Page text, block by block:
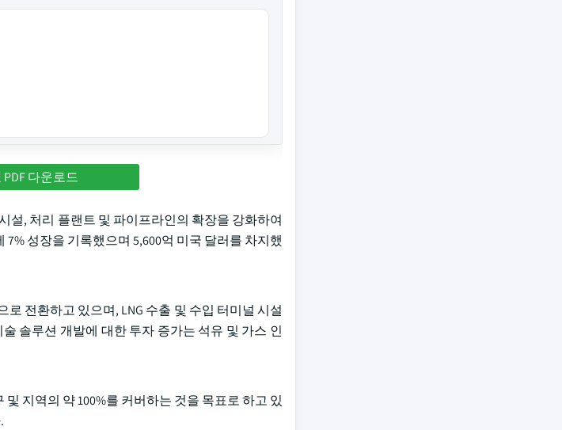
PDF 다운로드
설, 처리 플랜트 및 파이프라인의 확장을 강화하여
성장을 기록했으며 5,600억 미국 달러를 차지했
전환하고 있으며, LNG 수출 및 수입 터미널 시설
솔루션 개발에 대한 투자 증가는 석유 및 가스 인
지역의 약 100%를 커버하는 것을 목표로 하고 있